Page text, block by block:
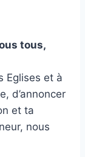
tous,
Eglises et à
d’annoncer
et ta
nous